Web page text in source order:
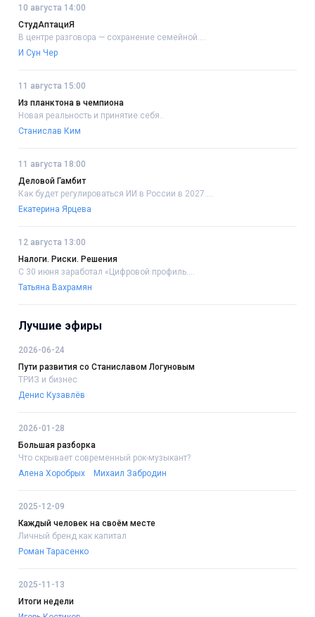
10 августа 14:00
СтудАптациЯ
В центре разговора — сохранение семейной....
И Сун Чер
11 августа 15:00
Из планктона в чемпиона
Новая реальность и принятие себя..
Станислав Ким
11 августа 18:00
Деловой Гамбит
Как будет регулироваться ИИ в России в 2027....
Екатерина Ярцева
12 августа 13:00
Налоги. Риски. Решения
С 30 июня заработал «Цифровой профиль....
Татьяна Вахрамян
Лучшие эфиры
2026-06-24
Пути развития со Станиславом Логуновым
ТРИЗ и бизнес
Денис Кузавлёв
2026-01-28
Большая разборка
Что скрывает современный рок-музыкант?
Алена Хоробрых
Михаил Забродин
2025-12-09
Каждый человек на своём месте
Личный бренд как капитал
Роман Тарасенко
2025-11-13
Итоги недели